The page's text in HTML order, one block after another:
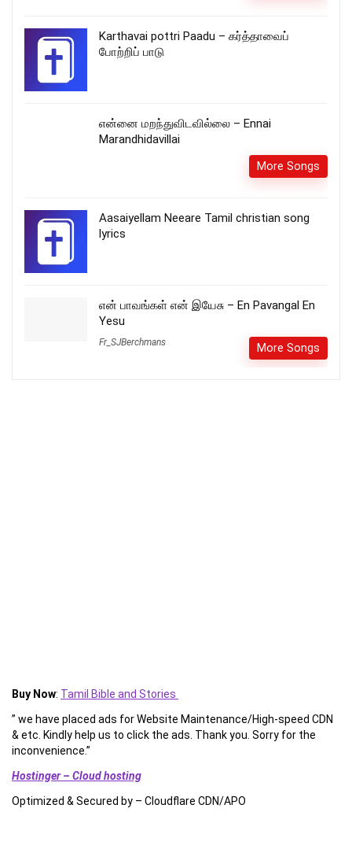
Karthavai pottri Paadu – கர்த்தாவைப்
போற்றிப் பாடு
என்னை மறந்துவிடவில்லை – Ennai
Marandhidavillai
More Songs
Aasaiyellam Neeare Tamil christian song
lyrics
என் பாவங்கள் என் இயேசு – En Pavangal En
Yesu
Fr_SJBerchmans More Songs
Buy Now: Tamil Bible and Stories
” we have placed ads for Website Maintenance/High-speed CDN
& etc. Kindly help us to click the ads. Thank you. Sorry for the
inconvenience.”
Hostinger – Cloud hosting
Optimized & Secured by – Cloudflare CDN/APO